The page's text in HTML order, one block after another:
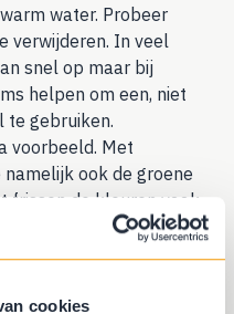
cookies
water. Probeer
verwijderen. In veel
snel op maar bij
helpen om een, niet
te gebruiken.
voorbeeld. Met
ook de groene
frissen de kleuren vaak
voorzichtig schoon
ga niet hard boenen.
een tuinslang gaat dat